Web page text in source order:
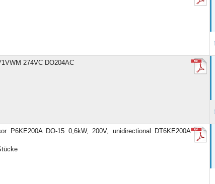
274VC DO204AC
P6KE200A DO-15 0,6kW, 200V, unidirectional DT6KE200A